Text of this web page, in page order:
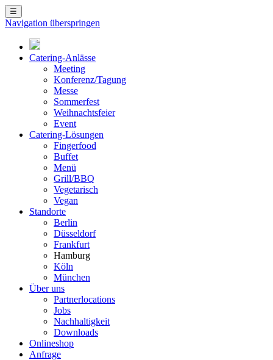
☰
Navigation überspringen
Catering-Anlässe
Meeting
Konferenz/Tagung
Messe
Sommerfest
Weihnachtsfeier
Event
Catering-Lösungen
Fingerfood
Buffet
Menü
Grill/BBQ
Vegetarisch
Vegan
Standorte
Berlin
Düsseldorf
Frankfurt
Hamburg
Köln
München
Über uns
Partnerlocations
Jobs
Nachhaltigkeit
Downloads
Onlineshop
Anfrage